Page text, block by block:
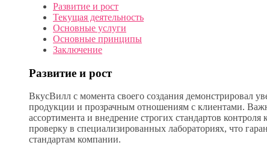
Развитие и рост
Текущая деятельность
Основные услуги
Основные принципы
Заключение
Развитие и рост
ВкусВилл с момента своего создания демонстрировал
продукции и прозрачным отношениям с клиентами.
ассортимента и внедрение строгих стандартов
проверку в специализированных лабораториях, что
стандартам компании.